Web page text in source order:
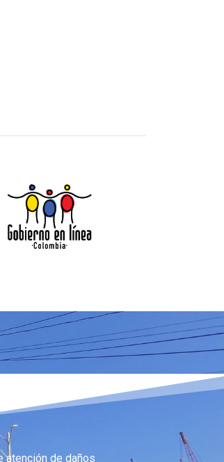
atención de daños